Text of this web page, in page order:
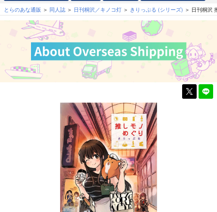
とらのあな通販 同人誌 日刊桐沢／キノコ灯 きりっぷる (シリーズ) 日刊桐沢